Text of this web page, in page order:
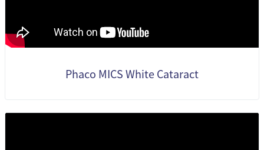
Phaco MICS White Cataract